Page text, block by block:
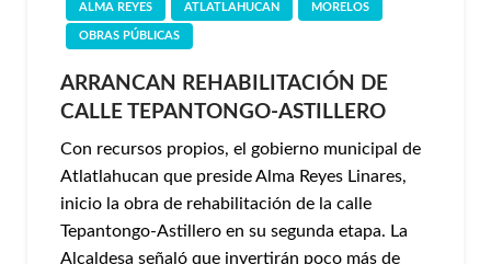
ALMA REYES ATLATLAHUCAN MORELOS
OBRAS PÚBLICAS
ARRANCAN REHABILITACIÓN DE
CALLE TEPANTONGO-ASTILLERO
Con recursos propios, el gobierno municipal de
Atlatlahucan que preside Alma Reyes Linares,
inicio la obra de rehabilitación de la calle
Tepantongo-Astillero en su segunda etapa. La
Alcaldesa señaló que invertirán poco más de